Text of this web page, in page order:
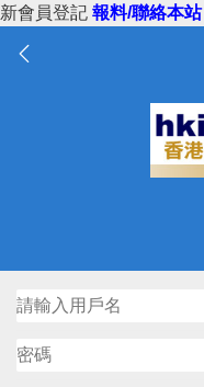
新會員登記 報料/聯絡本站